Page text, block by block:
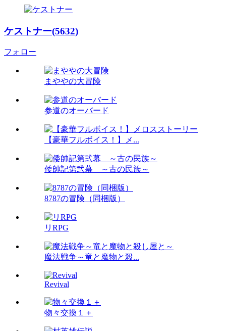
ケストナー(5632)
フォロー
まややの大冒険
参道のオーバード
【豪華フルボイス！】メ...
倭帥記第弐幕 ～古の民族～
8787の冒険（同梱版）
リRPG
魔法戦争～竜と魔物と殺...
Revival
物々交換１＋